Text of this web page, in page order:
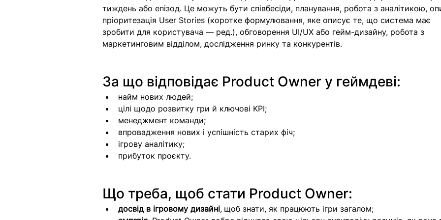
тиждень або епізод. Це можуть бути співбесіди, планування, робота з аналітикою,
пріоритезація User Stories (коротке формулювання, яке описує те, що система має
зробити для користувача — ред.), обговорення UI/UX або гейм-дизайну, робота з
маркетинговим відділом, дослідження ринку та конкурентів.
За що відповідає Product Owner у геймдеві:
найм нових людей;
цілі щодо розвитку гри й ключові KPI;
менеджмент команди;
впровадження нових і успішність старих фіч;
ігрову аналітику;
прибуток проєкту.
Що треба, щоб стати Product Owner:
досвід в ігровому дизайні, щоб знати, як працюють ігри загалом;